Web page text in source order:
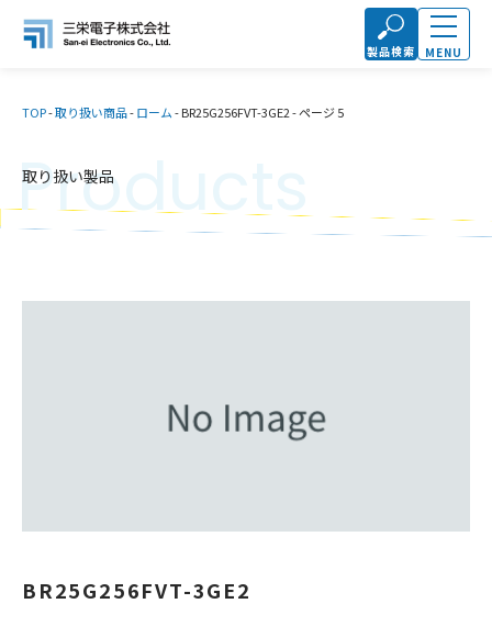
製品検索 MENU
TOP-取り扱い商品-ローム-BR25G256FVT-3GE2-ページ 5
取り扱い製品
Products
BR25G256FVT-3GE2